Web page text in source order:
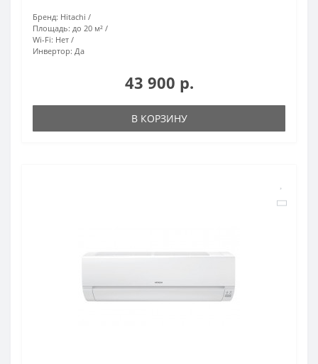
Бренд: Hitachi
Площадь: до 20 м²
Wi-Fi: Нет
Инвертор: Да
43 900 р.
В КОРЗИНУ